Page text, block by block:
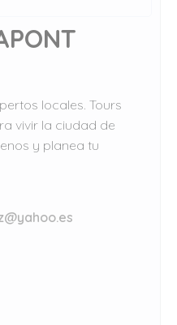
locales. Tours
vivir la ciudad de
y planea tu